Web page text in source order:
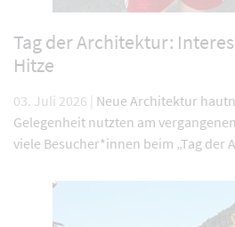
Tag der Architektur:
Hitze
03. Juli 2026 | Neue Architektur
Gelegenheit nutzten am
viele Besucher*innen beim „Tag der